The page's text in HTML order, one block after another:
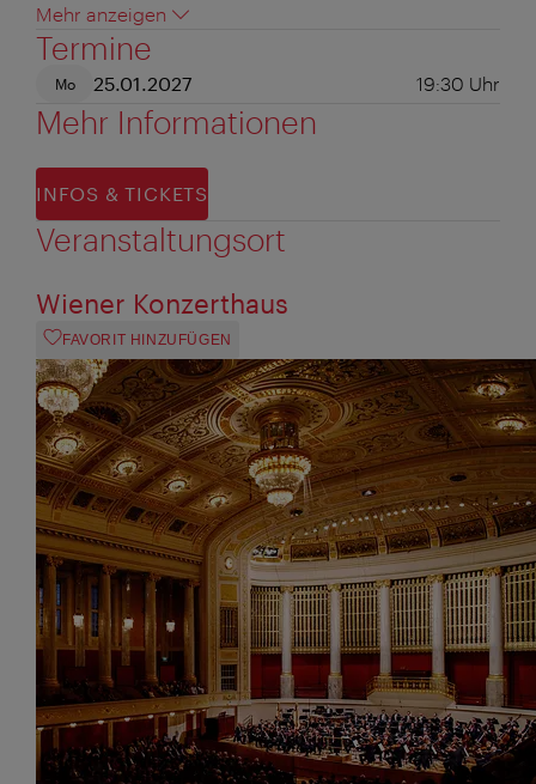
Mehr anzeigen
Termine
Mo 25.01.2027 19:30 Uhr
Mehr Informationen
INFOS & TICKETS
Veranstaltungsort
Wiener Konzerthaus
FAVORIT HINZUFÜGEN